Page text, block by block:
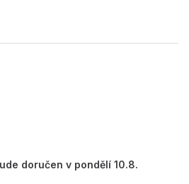
doručen v pondělí 10.8.